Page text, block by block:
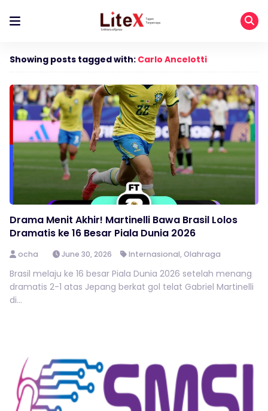
Showing posts tagged with: Carlo Ancelotti
Drama Menit Akhir! Martinelli Bawa Brasil Lolos
Dramatis ke 16 Besar Piala Dunia 2026
ocha June 30, 2026 Internasional,Olahraga
Brasil melaju ke 16 besar Piala Dunia 2026 setelah menang
dramatis 2-1 atas Jepang berkat gol telat Gabriel Martinelli
di...